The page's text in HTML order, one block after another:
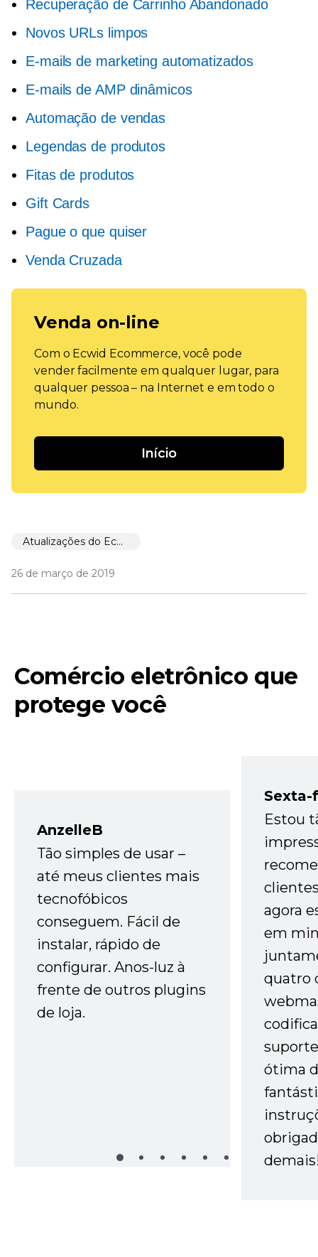
Recuperação de Carrinho Abandonado
Novos URLs limpos
E-mails de marketing automatizados
E-mails de AMP dinâmicos
Automação de vendas
Legendas de produtos
Fitas de produtos
Gift Cards
Pague o que quiser
Venda Cruzada
Venda on-line
Com o Ecwid Ecommerce, você pode
vender facilmente em qualquer lugar, para
qualquer pessoa – na Internet e em todo o
mundo.
Início
Atualizações do Ecwid
26 de março de 2019
Comércio eletrônico que
protege você
AnzelleB
Tão simples de usar –
até meus clientes mais
tecnofóbicos
conseguem. Fácil de
instalar, rápido de
configurar. Anos-luz à
frente de outros plugins
de loja.
Sexta-
Estou
agora
em
quatro
ótima